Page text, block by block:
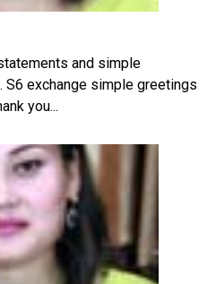
and simple
exchange simple greetings
you...